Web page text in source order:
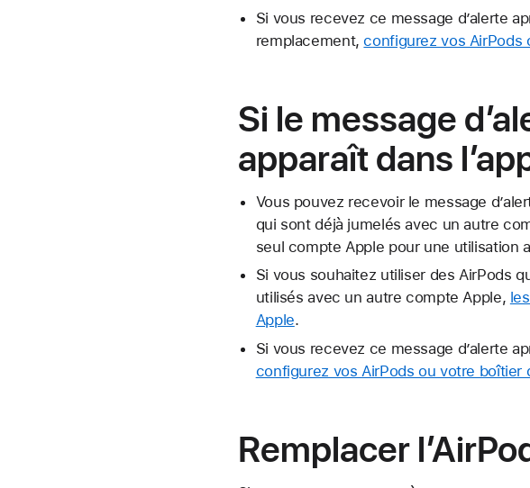
Si vous recevez ce message d’alerte
remplacement,configurez vos AirPods
Si le message
apparaît dans
Vous pouvez recevoir le message
qui sont déjà jumelés avec un autre
seul compte Apple pour une utilisation
Si vous souhaitez utiliser des AirPods
utilisés avec un autre compte Apple,
Apple.
Si vous recevez ce message d’alerte
configurez vos AirPods ou votre
Remplacer